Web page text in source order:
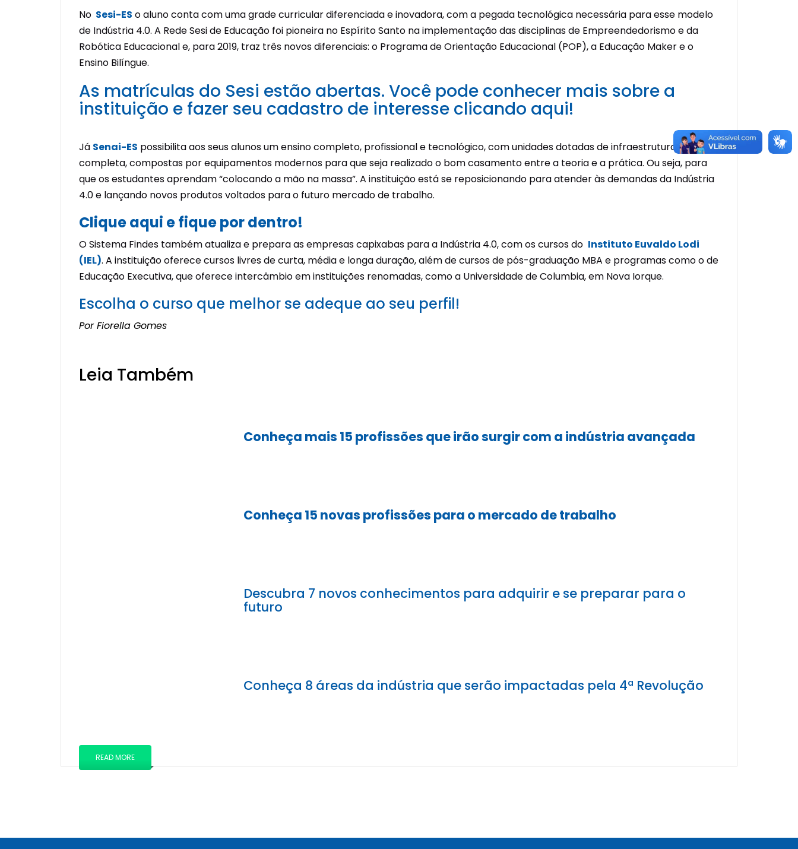
No Sesi-ES o aluno conta com uma grade curricular diferenciada e inovadora, com a pegada tecnológica necessária para esse modelo
de Indústria 4.0. A Rede Sesi de Educação foi pioneira no Espírito Santo na implementação das disciplinas de Empreendedorismo e da
Robótica Educacional e, para 2019, traz três novos diferenciais: o Programa de Orientação Educacional (POP), a Educação Maker e o
Ensino Bilíngue.
As matrículas do Sesi estão abertas. Você pode conhecer mais sobre a
instituição e fazer seu cadastro de interesse clicando aqui!
Já Senai-ES possibilita aos seus alunos um ensino completo, profissional e tecnológico, com unidades dotadas de infraestrutura
completa, compostas por equipamentos modernos para que seja realizado o bom casamento entre a teoria e a prática. Ou seja, para
que os estudantes aprendam “colocando a mão na massa”. A instituição está se reposicionando para atender às demandas da Indústria
4.0 e lançando novos produtos voltados para o futuro mercado de trabalho.
Clique aqui e fique por dentro!
O Sistema Findes também atualiza e prepara as empresas capixabas para a Indústria 4.0, com os cursos do Instituto Euvaldo Lodi
(IEL). A instituição oferece cursos livres de curta, média e longa duração, além de cursos de pós-graduação MBA e programas como o de
Educação Executiva, que oferece intercâmbio em instituições renomadas, como a Universidade de Columbia, em Nova Iorque.
Escolha o curso que melhor se adeque ao seu perfil!
Por Fiorella Gomes
Leia Também
Conheça mais 15 profissões que irão surgir com a indústria avançada
Conheça 15 novas profissões para o mercado de trabalho
Descubra 7 novos conhecimentos para adquirir e se preparar para o
futuro
Conheça 8 áreas da indústria que serão impactadas pela 4ª Revolução
READ MORE